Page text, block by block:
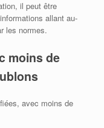
il peut être
allant au-
les normes.
moins de
avec moins de